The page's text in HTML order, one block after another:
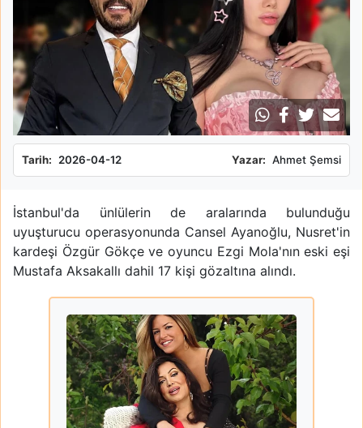
Tarih: 2026-04-12 Yazar: Ahmet Şemsi
İstanbul'da ünlülerin de aralarında bulunduğu
uyuşturucu operasyonunda Cansel Ayanoğlu, Nusret'in
kardeşi Özgür Gökçe ve oyuncu Ezgi Mola'nın eski eşi
Mustafa Aksakallı dahil 17 kişi gözaltına alındı.